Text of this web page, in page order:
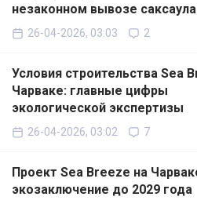
незаконном вывозе саксаула
26-04-2026, 03:03 2
Условия строительства Sea
Чарваке: главные цифры
экологической экспертизы
26-04-2026, 03:02 7
Проект Sea Breeze на
экозаключение до 2029 года